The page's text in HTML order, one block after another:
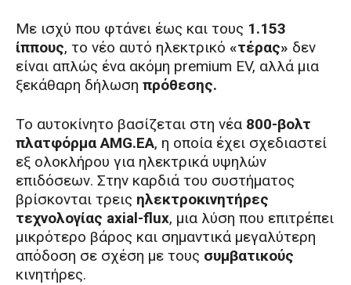
Με ισχύ που φτάνει έως και τους 1.153
ίππους, το νέο αυτό ηλεκτρικό «τέρας» δεν
είναι απλώς ένα ακόμη premium EV, αλλά μια
ξεκάθαρη δήλωση πρόθεσης.
Το αυτοκίνητο βασίζεται στη νέα 800-βολτ
πλατφόρμα AMG.EA, η οποία έχει σχεδιαστεί
εξ ολοκλήρου για ηλεκτρικά υψηλών
επιδόσεων. Στην καρδιά του συστήματος
βρίσκονται τρεις ηλεκτροκινητήρες
τεχνολογίας axial-flux, μια λύση που επιτρέπει
μικρότερο βάρος και σημαντικά μεγαλύτερη
απόδοση σε σχέση με τους συμβατικούς
κινητήρες.